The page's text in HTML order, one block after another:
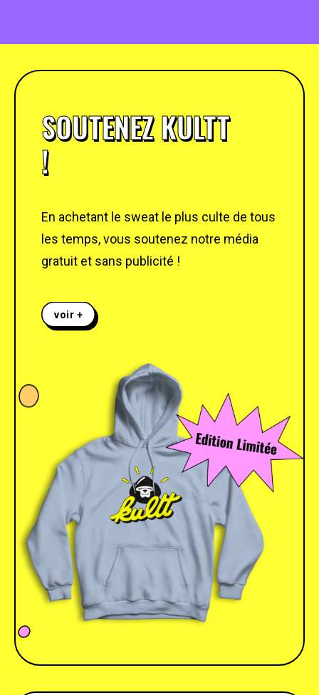
SOUTENEZ KULTT
!
En achetant le sweat le plus culte de tous
les temps, vous soutenez notre média
gratuit et sans publicité !
voir +